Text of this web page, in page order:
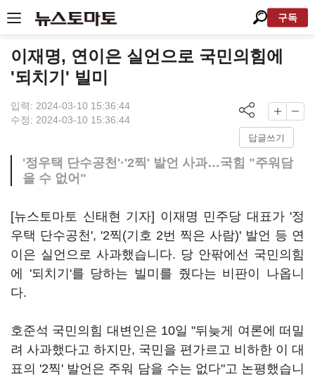
구독
이재명, 연이은 실언으로 국민의힘에
'되치기' 빌미
입력: 2024-03-10 15:36:44
수정: 2024-03-10 15:36:44
답글쓰기
'정우택 단수공천'·'2찍' 발언 사과…국힘 "주워담
을 수 없어"
[뉴스토마토 신태현 기자] 이재명 민주당 대표가 '정
우택 단수공천', '2찍(기호 2번 찍은 사람)' 발언 등 연
이은 실언으로 사과했습니다. 당 안팎에선 국민의힘
에 '되치기'를 당하는 빌미를 줬다는 비판이 나옵니
다.
호준석 국민의힘 대변인은 10일 "뒤늦게 여론에 떠밀
려 사과했다고 하지만, 국민을 편가르고 비하한 이 대
표의 '2찍' 발언은 주워 담을 수는 없다"고 논평했습니